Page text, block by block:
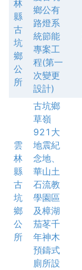
林
縣
古
坑
鄉
公
所
鄉公有
路燈系
統節能
專案工
程(第一
次變更
設計)
雲
林
縣
古
坑
鄉
公
所
古坑鄉
草嶺
921大
地震紀
念地、
華山土
石流教
學園區
及樟湖
茄苳千
年神木
預鑄式
廁所設